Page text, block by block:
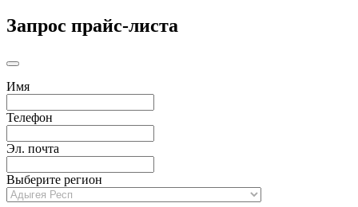
Запрос прайс-листа
Имя
Телефон
Эл. почта
Выберите регион